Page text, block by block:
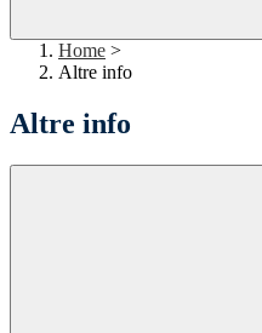
Home >
Altre info
Altre info